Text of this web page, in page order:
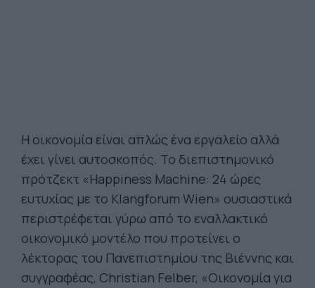
Η οικονομία είναι απλώς ένα εργαλείο αλλά
έχει γίνει αυτοσκοπός. Το διεπιστημονικό
πρότζεκτ «Happiness Machine: 24 ώρες
ευτυχίας με το Klangforum Wien» ουσιαστικά
περιστρέφεται γύρω από το εναλλακτικό
οικονομικό μοντέλο που προτείνει ο
λέκτορας του Πανεπιστημίου της Βιέννης και
συγγραφέας, Christian Felber, «Οικονομία για